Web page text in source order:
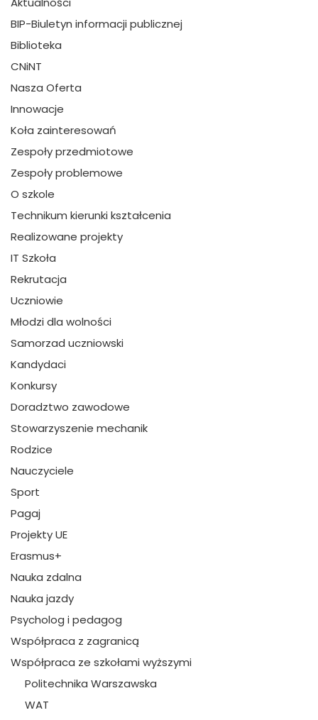
BIP-Biuletyn informacji publicznej
Biblioteka
CNiNT
Nasza Oferta
Innowacje
Koła zainteresowań
Zespoły przedmiotowe
Zespoły problemowe
O szkole
Technikum kierunki kształcenia
Realizowane projekty
IT Szkoła
Rekrutacja
Uczniowie
Młodzi dla wolności
Samorzad uczniowski
Kandydaci
Konkursy
Doradztwo zawodowe
Stowarzyszenie mechanik
Rodzice
Nauczyciele
Sport
Pagaj
Projekty UE
Erasmus+
Nauka zdalna
Nauka jazdy
Psycholog i pedagog
Współpraca z zagranicą
Współpraca ze szkołami wyższymi
Politechnika Warszawska
WAT